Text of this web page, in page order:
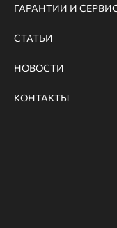
ГАРАНТИИ И
СТАТЬИ
НОВОСТИ
КОНТАКТЫ